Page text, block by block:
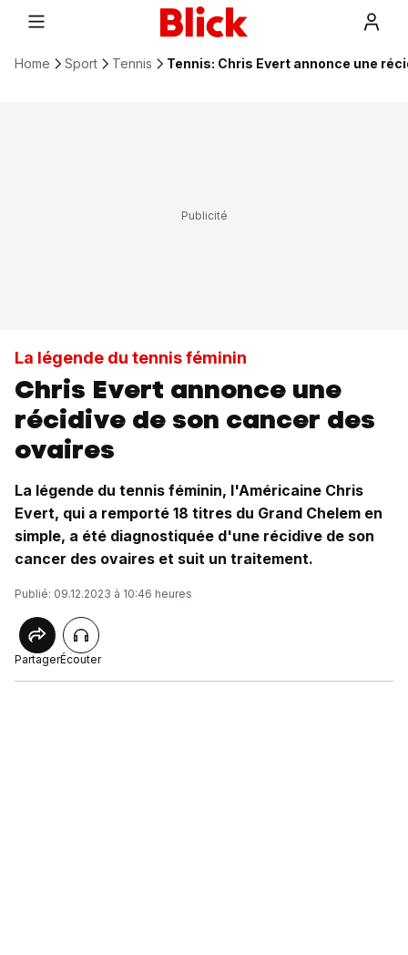
Home Sport Tennis Tennis: Chris Evert annonce une
La légende du tennis féminin
Chris Evert annonce une
récidive de son cancer des
ovaires
La légende du tennis féminin, l'Américaine Chris
Evert, qui a remporté 18 titres du Grand Chelem en
simple, a été diagnostiquée d'une récidive de son
cancer des ovaires et suit un traitement.
Publié: 09.12.2023 à 10:46 heures
PartagerÉcouter